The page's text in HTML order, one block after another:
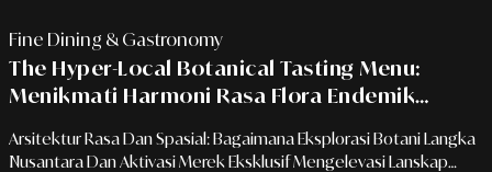
Fine Dining & Gastronomy
The Hyper-Local Botanical Tasting Menu:
Menikmati Harmoni Rasa Flora Endemik
Ibu Kota
Arsitektur Rasa Dan Spasial: Bagaimana Eksplorasi Botani Langka
Nusantara Dan Aktivasi Merek Eksklusif Mengelevasi Lanskap